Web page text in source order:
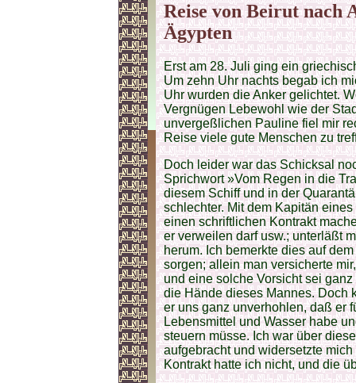
Reise von Beirut nach
Ägypten
Erst am 28. Juli ging ein
Um zehn Uhr nachts begab ich
Uhr wurden die Anker gelichtet.
Vergnügen Lebewohl wie der
unvergeßlichen Pauline fiel mir
Reise viele gute Menschen zu
Doch leider war das Schicksal
Sprichwort »Vom Regen in die
diesem Schiff und in der
schlechter. Mit dem Kapitän
einen schriftlichen Kontrakt
er verweilen darf usw.; unterläßt
herum. Ich bemerkte dies auf
sorgen; allein man versicherte
und eine solche Vorsicht sei
die Hände dieses Mannes. Doch
er uns ganz unverhohlen, daß er
Lebensmittel und Wasser habe
steuern müsse. Ich war über
aufgebracht und widersetzte
Kontrakt hatte ich nicht, und die